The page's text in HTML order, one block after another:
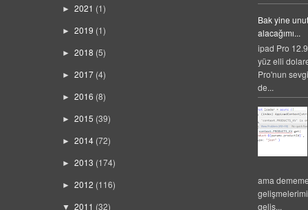
► 2021 (1)
► 2019 (1)
► 2018 (5)
► 2017 (4)
► 2016 (8)
► 2015 (39)
► 2014 (72)
► 2013 (174)
► 2012 (116)
▼ 2011 (32)
Bak yine
alacağımı...
ipad Pro
yüz elli
Pro'nun
de...
ama
geliş...